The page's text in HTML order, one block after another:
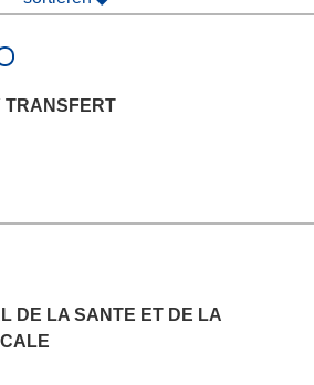
TRANSFERT
DE LA SANTE ET DE LA